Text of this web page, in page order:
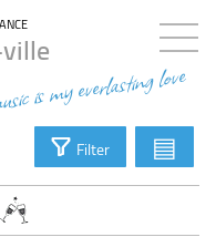
is my everlasting love
Filter ▤